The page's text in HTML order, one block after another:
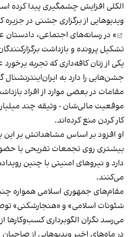
الکلی افزایش چشمگیری پیدا کرده
ویدیوهایی از برگزاری جشنی در
» در رسانه‌های اجتماعی، دادستان
تشکیل پرونده و بازداشت
یکی از زنان کافه‌داری که تجربه
جشن‌هایی را دارد به
مقامات در بعضی موارد از افراد
موقعیت مالی‌شان - وثیقه چند
کار کردن منع کرده‌اند.
او افزود بر اساس مشاهداتش بر
بیشتری روی تجمعات تفریحی با
دارد و نیروهای امنیتی با چنین
می‌کنند.
مقام‌های جمهوری اسلامی همواره
شئونات اسلامی» و «هنجارشکنی»
می‌رسد نگران الگوبرداری کسب‌وکارها
در ماه‌های اخیر ویدیوهایی از